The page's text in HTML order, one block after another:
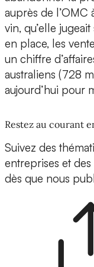
auprès de l’OMC
vin, qu’elle
en place, les
un chiffre
australiens (728
aujourd’hui pour
Restez au courant
Suivez des
entreprises et
dès que nous